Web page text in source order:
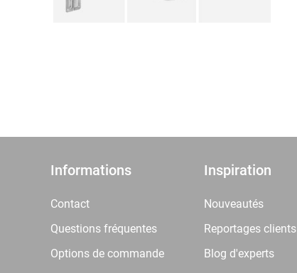
Informations
Contact
Questions fréquentes
Options de commande
Inspiration
Nouveautés
Reportages clients
Blog d'experts